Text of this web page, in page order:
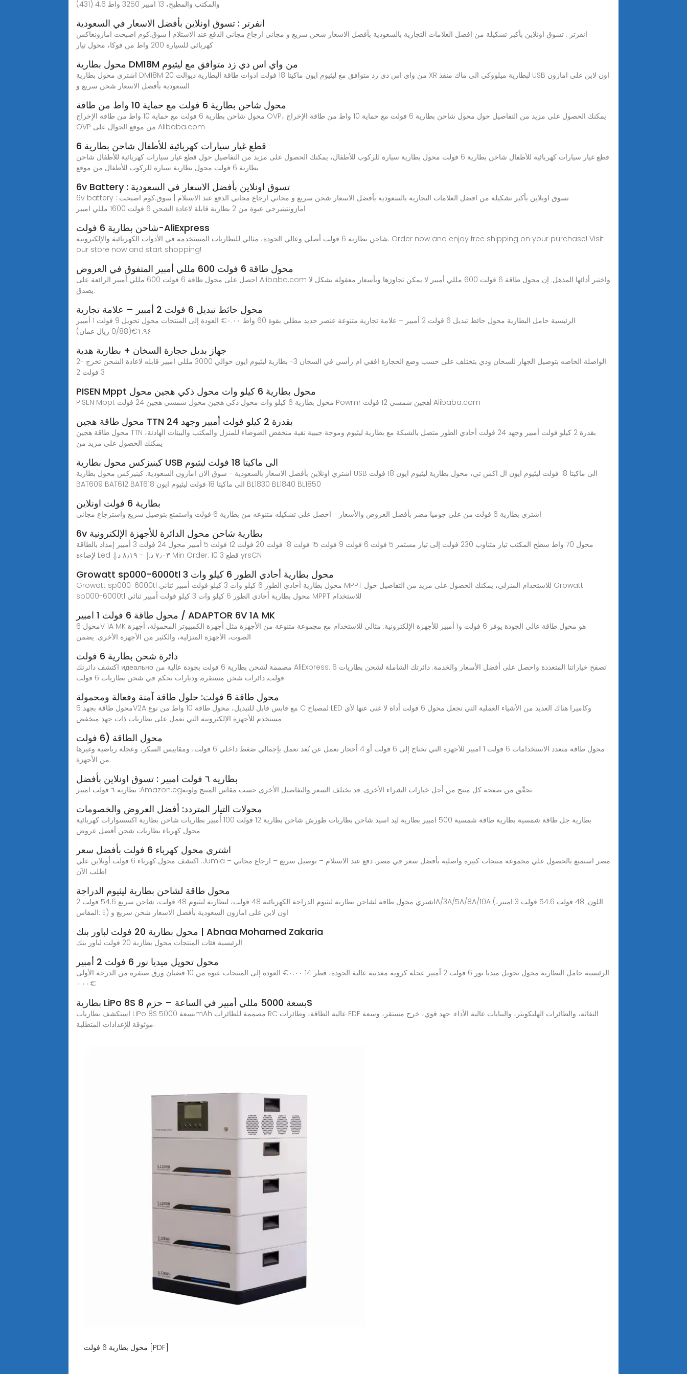
والمكتب والمطبخ، 13 امبير 3250 واط 4.6 (431)
انفرتر : تسوق اونلاين بأفضل الاسعار في السعودية
انفرتر : تسوق اونلاين بأكبر تشكيلة من افضل العلامات التجارية بالسعودية بأفضل الاسعار شحن سريع و مجاني ارجاع مجاني الدفع عند الاستلام | سوق.كوم اصبحت امازونعاكس
كهربائي للسيارة 200 واط من فوكا، محول تيار
محول بطارية DM18M من واي اس دي زد متوافق مع ليثيوم
اشتري محول بطارية DM18M من واي اس دي زد متوافق مع ليثيوم ايون ماكيتا 18 فولت ادوات طاقة البطارية ديوالت 20 XR لبطارية ميلووكي الى ماك منفذ USB اون لاين على امازون
السعودية بأفضل الاسعار شحن سريع و
محول شاحن بطارية 6 فولت مع حماية 10 واط من طاقة
محول شاحن بطارية 6 فولت مع حماية 10 واط من طاقة الإخراج OVP، يمكنك الحصول على مزيد من التفاصيل حول محول شاحن بطارية 6 فولت مع حماية 10 واط من طاقة الإخراج
OVP من موقع الجوال على Alibaba.com
قطع غيار سيارات كهربائية للأطفال شاحن بطارية 6
قطع غيار سيارات كهربائية للأطفال شاحن بطارية 6 فولت محول بطارية سيارة للركوب للأطفال، يمكنك الحصول على مزيد من التفاصيل حول قطع غيار سيارات كهربائية للأطفال شاحن
بطارية 6 فولت محول بطارية سيارة للركوب للأطفال من موقع
6v Battery : تسوق اونلاين بأفضل الاسعار في السعودية
6v battery : تسوق اونلاين بأكبر تشكيلة من افضل العلامات التجارية بالسعودية بأفضل الاسعار شحن سريع و مجاني ارجاع مجاني الدفع عند الاستلام | سوق.كوم اصبحت
امازونتينيرجي عبوة من 2 بطارية قابلة لاعادة الشحن 6 فولت 1600 مللي امبير
شاحن بطارية 6 فولت-AliExpress
شاحن بطارية 6 فولت أصلي وعالي الجودة، مثالي للبطاريات المستخدمة في الأدوات الكهربائية والإلكترونية. Order now and enjoy free shipping on your purchase! Visit
our store now and start shopping!
محول طاقة 6 فولت 600 مللي أمبير المتفوق في العروض
احصل على محول طاقة 6 فولت 600 مللي أمبير الرائعة على Alibaba.com واختبر أدائها المذهل. إن محول طاقة 6 فولت 600 مللي أمبير لا يمكن تجاوزها وبأسعار معقولة بشكل لا
يصدق.
محول حائط تبديل 6 فولت 2 أمبير – علامة تجارية
الرئيسية حامل البطاریة محول حائط تبديل 6 فولت 2 أمبير – علامة تجارية متنوعة عنصر حديد مطلي بقوة 60 واط ۰.۰۰€ العودة إلى المنتجات محول تحويل 9 فولت 1 أمبير
۱.۹۶€(0/88 ريال عمان)
جهاز بديل حجارة السخان + بطارية هدية
2- الواصلة الخاصه بتوصيل الجهاز للسخان ودي بتختلف على حسب وضع الحجارة افقي ام رأسي في السخان 3- بطارية ليثيوم ايون حوالي 3000 مللي امبير قابله لاعادة الشحن تخرج
3 فولت 2
PISEN Mppt محول بطارية 6 كيلو وات محول ذكي هجين محول
PISEN Mppt محول بطارية 6 كيلو وات محول ذكي هجين محول شمسي هجين 24 فولت Powmr هجين شمسي 12 فولت| Alibaba.com
محول طاقة هجين TTN بقدرة 2 كيلو فولت أمبير وجهد 24
محول طاقة هجين TTN بقدرة 2 كيلو فولت أمبير وجهد 24 فولت أحادي الطور متصل بالشبكة مع بطارية ليثيوم وموجة جيبية نقية منخفض الضوضاء للمنزل والمكتب والبيئات الهادئة،
يمكنك الحصول على مزيد من
كينيزكس محول بطارية USB الى ماكيتا 18 فولت ليثيوم
اشتري اونلاين بأفضل الاسعار بالسعودية - سوق الان امازون السعودية: كينيزكس محول بطارية USB الى ماكيتا 18 فولت ليثيوم ايون ال اكس تي، محول بطارية ليثيوم ايون 18 فولت
BAT609 BAT612 BAT618 الى ماكيتا 18 فولت ليثيوم ايون BL1830 BL1840 BL1850
بطارية 6 فولت اونلاين
اشتري بطارية 6 فولت من علي جوميا مصر بأفضل العروض والأسعار - احصل علي تشكيله متنوعه من بطارية 6 فولت واستمتع بتوصيل سريع واسترجاع مجاني
6v بطارية شاحن محول الدائرة للأجهزة الإلكترونية
محول 70 واط سطح المكتب تيار متناوب 230 فولت إلى تيار مستمر 5 فولت 6 فولت 9 فولت 15 فولت 18 فولت 20 فولت 12 فولت 5 أمبير محول 24 فولت 3 أمبير إمداد بالطاقة
لإضاءة Led ٧٫٠٣ د.إ.‏ - ‏٨٫١٩ د.إ.‏ Min Order: 10 قطع 3 yrsCN
Growatt sp000-6000tl محول بطارية أحادي الطور 6 كيلو وات 3
Growatt sp000-6000tl محول بطارية أحادي الطور 6 كيلو وات 3 كيلو فولت أمبير ثنائي MPPT للاستخدام المنزلي، يمكنك الحصول على مزيد من التفاصيل حول Growatt
sp000-6000tl محول بطارية أحادي الطور 6 كيلو وات 3 كيلو فولت أمبير ثنائي MPPT للاستخدام
محول طاقة 6 فولت 1 امبير / ADAPTOR 6V 1A MK
محول 6V 1A MK هو محول طاقة عالي الجودة يوفر 6 فولت و1 أمبير للأجهزة الإلكترونية. مثالي للاستخدام مع مجموعة متنوعة من الأجهزة مثل أجهزة الكمبيوتر المحمولة، أجهزة
الصوت، الأجهزة المنزلية، والكثير من الأجهزة الأخرى. يضمن
دائرة شحن بطارية 6 فولت
اكتشف دائرتك идеально مصممة لشحن بطارية 6 فولت بجودة عالية من AliExpress. تصفح خياراتنا المتعددة واحصل على أفضل الأسعار والخدمة. دائرتك الشاملة لشحن بطاريات 6
فولت, دائرات شحن مستقرة, وديارات تحكم في شحن بطاريات 6 فولت.
محول طاقة 6 فولت: حلول طاقة آمنة وفعالة ومحمولة
محول طاقة بجهد 5V2A مع قابس قابل للتبديل، محول طاقة 10 واط من نوع C لمصباح LED وكاميرا هناك العديد من الأشياء العملية التي تجعل محول 6 فولت أداة لا غنى عنها لأي
مستخدم للأجهزة الإلكترونية التي تعمل على بطاريات ذات جهد منخفض
محول الطاقة (6 فولت
محول طاقة متعدد الاستخدامات 6 فولت 1 امبير للأجهزة التي تحتاج إلى 6 فولت أو 4 أحجار تعمل عن بُعد تعمل بإجمالي ضغط داخلي 6 فولت، ومقاييس السكر، وعجلة رياضية وغيرها
من الأجهزة.
بطاريه ٦ فولت امبير : تسوق اونلاين بأفضل
بطاريه ٦ فولت امبير :Amazon.egتحقّق من صفحة كل منتج من أجل خيارات الشراء الأخرى. قد يختلف السعر والتفاصيل الأخرى حسب مقاس المنتج ولونه.
محولات التيار المتردد: أفضل العروض والخصومات
بطارية جل طاقة شمسية بطارية طاقة شمسية 500 امبير بطارية ليد اسيد شاحن بطاريات طورش شاحن بطارية 12 فولت 100 أمبير بطاريات شاحن بطارية اكسسوارات كهربائية
محول كهرباء بطاريات شحن أفضل عروض
اشتري محول كهرباء 6 فولت بأفضل سعر
اكتشف محول كهرباء 6 فولت أونلاين علي .Jumia مصر استمتع بالحصول علي مجموعة منتجات كبيرة واصلية بأفضل سعر في مصر. دفع عند الاستلام – توصيل سريع – ارجاع مجاني –
اطلب الآن
محول طاقة لشاحن بطارية ليثيوم الدراجة
اشتري محول طاقة لشاحن بطارية ليثيوم الدراجة الكهربائية 48 فولت، لبطارية ليثيوم 48 فولت، شاحن سريع 54.6 فولت 2A/3A/5A/8A/10A (اللون: 48 فولت 54.6 فولت 3 امبير،
المقاس: E) اون لاين على امازون السعودية بأفضل الاسعار شحن سريع و
محول بطارية 20 فولت لباور بنك | Abnaa Mohamed Zakaria
الرئيسية فئات المنتجات محول بطارية 20 فولت لباور بنك
محول تحويل ميديا نور 6 فولت 2 أمبير
الرئيسية حامل البطاریة محول تحويل ميديا نور 6 فولت 2 أمبير عجلة كروية معدنية عالية الجودة، قطر 14 ۰.۰۰€ العودة إلى المنتجات عبوة من 10 قضبان ورق صنفرة من الدرجة الأولى
۰.۰۰€
بطارية LiPo 8S بسعة 5000 مللي أمبير في الساعة – حزم 8S
استكشف بطاريات LiPo 8S بسعة 5000mAh مصممة للطائرات RC عالية الطاقة، وطائرات EDF النفاثة، والطائرات الهليكوبتر، والبنايات عالية الأداء. جهد قوي، خرج مستقر، وسعة
موثوقة للإعدادات المتطلبة.
محول بطارية 6 فولت [PDF]